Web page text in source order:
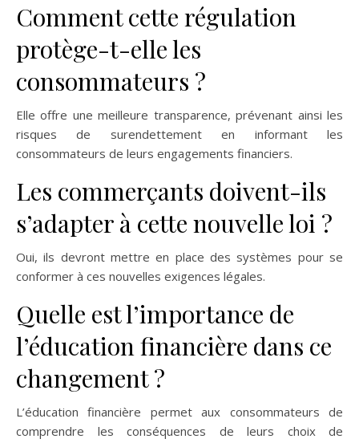
Comment cette régulation
protège-t-elle les
consommateurs ?
Elle offre une meilleure transparence, prévenant ainsi les
risques de surendettement en informant les
consommateurs de leurs engagements financiers.
Les commerçants doivent-ils
s’adapter à cette nouvelle loi ?
Oui, ils devront mettre en place des systèmes pour se
conformer à ces nouvelles exigences légales.
Quelle est l’importance de
l’éducation financière dans ce
changement ?
L’éducation financière permet aux consommateurs de
comprendre les conséquences de leurs choix de